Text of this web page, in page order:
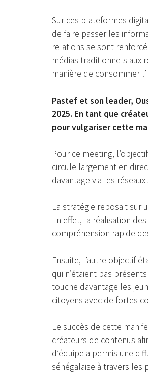
Sur ces plateformes
de faire passer les
relations se sont
médias traditionnels aux
manière de consommer
Pastef et son leader,
2025. En tant que
pour vulgariser cette
Pour ce meeting,
circule largement en
davantage via les
La stratégie reposait sur
En effet, la réalisation
compréhension rapide
Ensuite, l’autre objectif
qui n’étaient pas
touche davantage les
citoyens avec de fortes
Le succès de cette
créateurs de contenus
d’équipe a permis une
sénégalaise à travers les